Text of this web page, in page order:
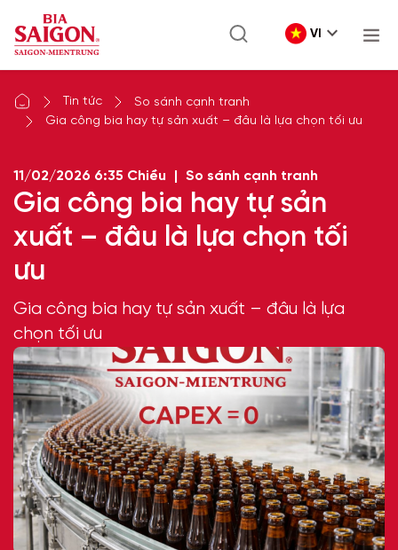
VI
Tin tức
So sánh cạnh tranh
Gia công bia hay tự sản xuất – đâu là lựa chọn tối ưu
11/02/2026 6:35 Chiều So sánh cạnh tranh
Gia công bia hay tự sản
xuất – đâu là lựa chọn tối
ưu
Gia công bia hay tự sản xuất – đâu là lựa
chọn tối ưu